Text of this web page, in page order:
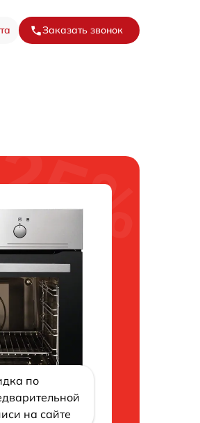
Заказать звонок
по
на сайте